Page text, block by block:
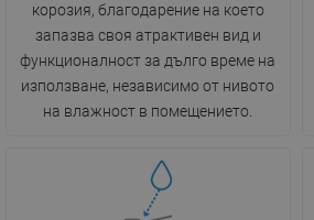
корозия, благодарение на което
запазва своя атрактивен вид и
функционалност за дълго време на
използване, независимо от нивото
на влажност в помещението.